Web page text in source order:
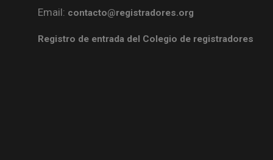
Email: contacto@registradores.org
Registro de entrada del Colegio de registradores